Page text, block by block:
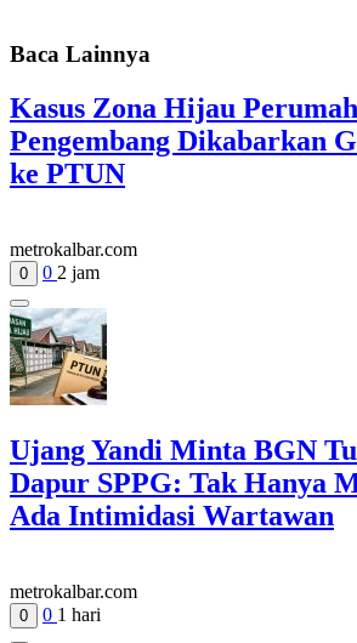
Baca Lainnya
Kasus Zona Hijau
Pengembang Dikabarkan
ke PTUN
metrokalbar.com
0 0 2 jam
Ujang Yandi Minta BGN
Dapur SPPG: Tak Hanya
Ada Intimidasi Wartawan
metrokalbar.com
0 0 1 hari